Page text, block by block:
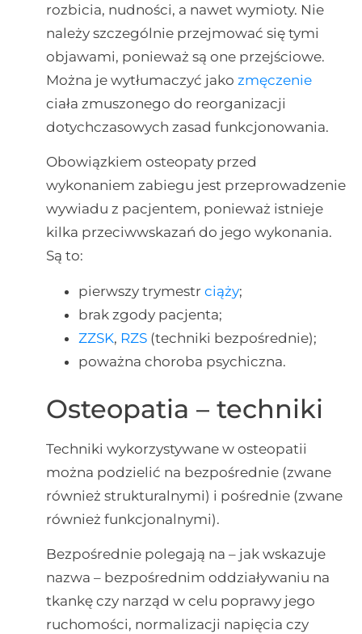
rozbicia, nudności, a nawet wymioty. Nie
należy szczególnie przejmować się tymi
objawami, ponieważ są one przejściowe.
Można je wytłumaczyć jako zmęczenie
ciała zmuszonego do reorganizacji
dotychczasowych zasad funkcjonowania.
Obowiązkiem osteopaty przed
wykonaniem zabiegu jest przeprowadzenie
wywiadu z pacjentem, ponieważ istnieje
kilka przeciwwskazań do jego wykonania.
Są to:
pierwszy trymestr ciąży;
brak zgody pacjenta;
ZZSK, RZS(techniki bezpośrednie);
poważna choroba psychiczna.
Osteopatia – techniki
Techniki wykorzystywane w osteopatii
można podzielić na bezpośrednie (zwane
również strukturalnymi) i pośrednie (zwane
również funkcjonalnymi).
Bezpośrednie polegają na – jak wskazuje
nazwa – bezpośrednim oddziaływaniu na
tkankę czy narząd w celu poprawy jego
ruchomości, normalizacji napięcia czy